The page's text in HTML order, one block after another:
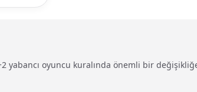
yabancı oyuncu kuralında önemli bir